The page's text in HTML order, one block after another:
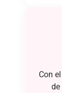
Con
de